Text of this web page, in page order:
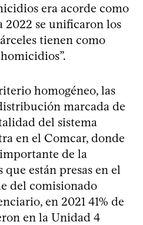
era acorde como
2022 se unificaron los
tienen como
homogéneo, las
marcada de
del sistema
en el Comcar, donde
de la
están presas en el
del comisionado
en 2021 41% de
en la Unidad 4